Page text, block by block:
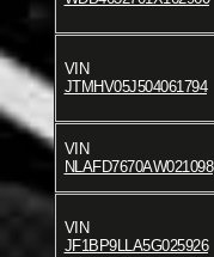
VIN
JTMHV05J504061794
VIN
NLAFD7670AW021098
VIN
JF1BP9LLA5G025926